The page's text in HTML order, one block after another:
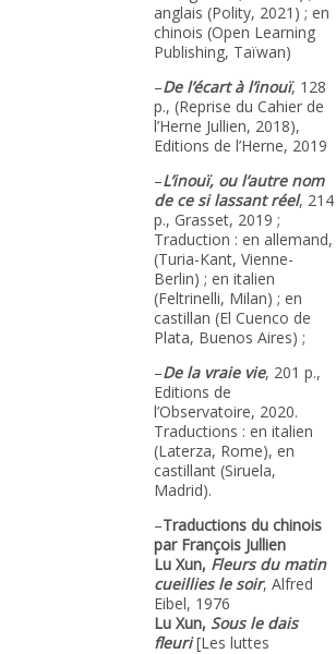
anglais (Polity, 2021) ; en
chinois (Open Learning
Publishing, Taïwan)
–De l’écart à l’inouï, 128
p., (Reprise du Cahier de
l’Herne Jullien, 2018),
Editions de l’Herne, 2019
–L’inouï, ou l’autre nom
de ce si lassant réel, 214
p., Grasset, 2019 ;
Traduction : en allemand,
(Turia-Kant, Vienne-
Berlin) ; en italien
(Feltrinelli, Milan) ; en
castillan (El Cuenco de
Plata, Buenos Aires) ;
–De la vraie vie, 201 p.,
Editions de
l’Observatoire, 2020.
Traductions : en italien
(Laterza, Rome), en
castillant (Siruela,
Madrid).
–Traductions du chinois
par François Jullien
Lu Xun, Fleurs du matin
cueillies le soir, Alfred
Eibel, 1976
Lu Xun, Sous le dais
fleuri[Les luttes